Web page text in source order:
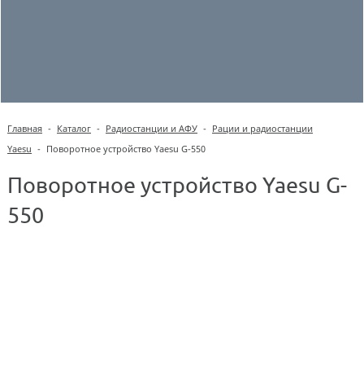
Главная - Каталог - Радиостанции и АФУ - Рации и радиостанции
Yaesu - Поворотное устройство Yaesu G-550
Поворотное устройство Yaesu G-
550